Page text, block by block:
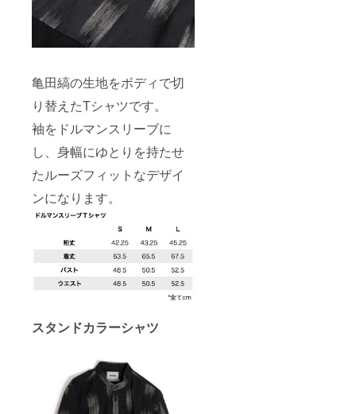
亀田縞の生地をボディで切
り替えたTシャツです。
袖をドルマンスリーブに
し、身幅にゆとりを持たせ
たルーズフィットなデザイ
ンになります。
スタンドカラーシャツ